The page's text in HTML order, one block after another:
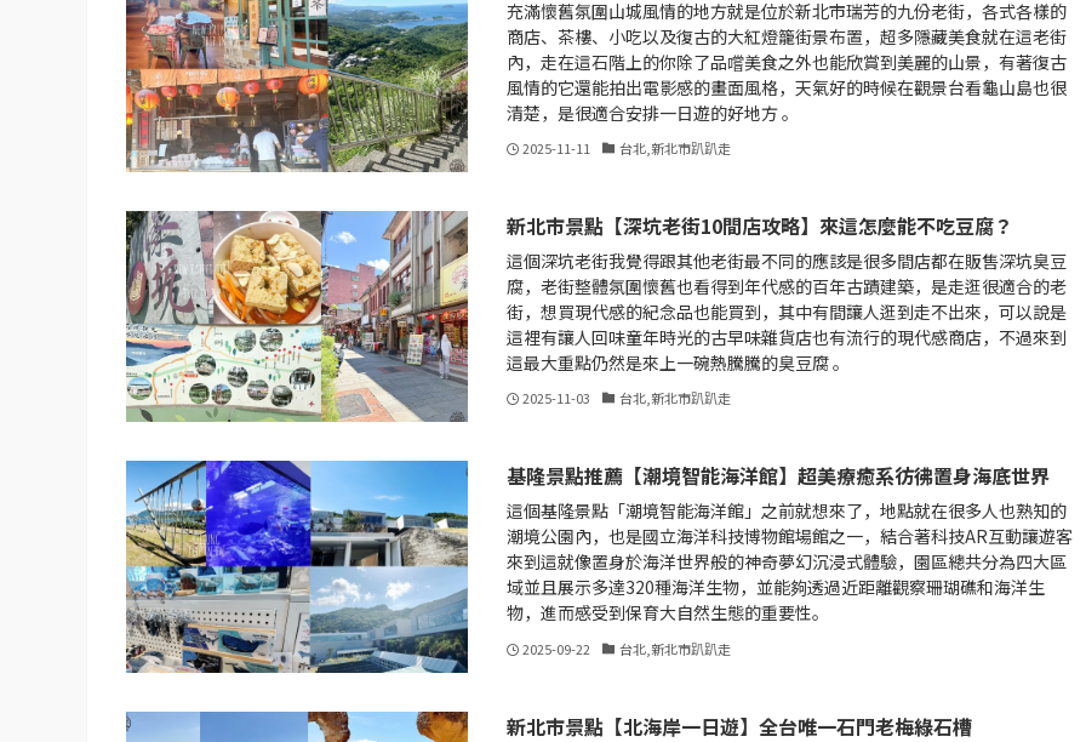
充滿懷舊氛圍山城風情的地方就是位於新北市瑞芳的九份老街，各式各樣的
商店、茶樓、小吃以及復古的大紅燈籠街景布置，超多隱藏美食就在這老街
內，走在這石階上的你除了品嚐美食之外也能欣賞到美麗的山景，有著復古
風情的它還能拍出電影感的畫面風格，天氣好的時候在觀景台看龜山島也很
清楚，是很適合安排一日遊的好地方 。
2025-11-11 台北,新北市趴趴走
新北市景點【深坑老街10間店攻略】來這怎麼能不吃豆腐？
這個深坑老街我覺得跟其他老街最不同的應該是很多間店都在販售深坑臭豆
腐，老街整體氛圍懷舊也看得到年代感的百年古蹟建築，是走逛很適合的老
街，想買現代感的紀念品也能買到，其中有間讓人逛到走不出來，可以說是
這裡有讓人回味童年時光的古早味雜貨店也有流行的現代感商店，不過來到
這最大重點仍然是來上一碗熱騰騰的臭豆腐 。
2025-11-03 台北,新北市趴趴走
基隆景點推薦【潮境智能海洋館】超美療癒系彷彿置身海底世界
這個基隆景點「潮境智能海洋館」之前就想來了，地點就在很多人也熟知的
潮境公園內，也是國立海洋科技博物館場館之一，結合著科技AR互動讓遊客
來到這就像置身於海洋世界般的神奇夢幻沉浸式體驗，園區總共分為四大區
域並且展示多達320種海洋生物，並能夠透過近距離觀察珊瑚礁和海洋生
物，進而感受到保育大自然生態的重要性。
2025-09-22 台北,新北市趴趴走
新北市景點【北海岸一日遊】全台唯一石門老梅綠石槽